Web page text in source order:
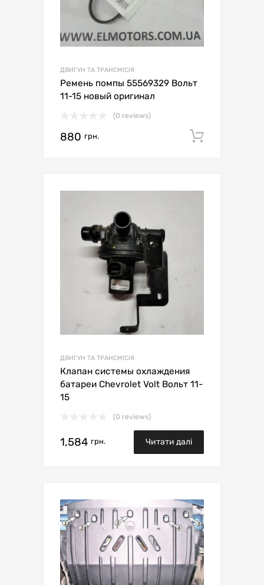
ДВИГУН ТА ТРАНСМІСІЯ
Ремень помпы 55569329 Вольт
11-15 новый оригинал
(0 reviews)
880 грн.
ДВИГУН ТА ТРАНСМІСІЯ
Клапан системы охлаждения
батареи Chevrolet Volt Вольт 11-
15
(0 reviews)
1,584 грн. Читати далі